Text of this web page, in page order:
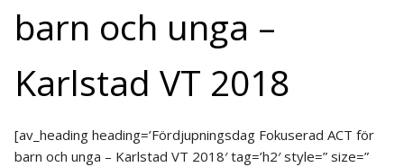
barn och unga –
Karlstad VT 2018
[av_heading heading=’Fördjupningsdag Fokuserad ACT för
barn och unga – Karlstad VT 2018′ tag=’h2′ style=” size=”